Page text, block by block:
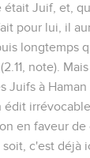
était Juif, et,
pour lui, il
longtemps
2.11 , note).
Juifs à
édit
en faveur de
c'est déjà